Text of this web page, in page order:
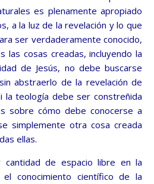
es plenamente apropiado
a la luz de la revelación y lo que
ser verdaderamente conocido,
las cosas creadas, incluyendo la
de Jesús, no debe buscarse
abstraerlo de la revelación de
la teología debe ser constreñida
sobre cómo debe conocerse a
simplemente otra cosa creada
ellas.
cantidad de espacio libre en la
conocimiento científico de la